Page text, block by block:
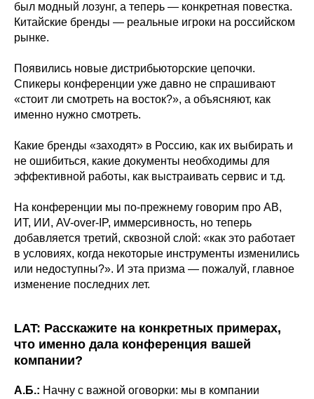
был модный лозунг, а теперь — конкретная повестка.
Китайские бренды — реальные игроки на российском
рынке.
Появились новые дистрибьюторские цепочки.
Спикеры конференции уже давно не спрашивают
«стоит ли смотреть на восток?», а объясняют, как
именно нужно смотреть.
Какие бренды «заходят» в Россию, как их выбирать и
не ошибиться, какие документы необходимы для
эффективной работы, как выстраивать сервис и т.д.
На конференции мы по-прежнему говорим про АВ,
ИТ, ИИ, AV-over-IP, иммерсивность, но теперь
добавляется третий, сквозной слой: «как это работает
в условиях, когда некоторые инструменты изменились
или недоступны?». И эта призма — пожалуй, главное
изменение последних лет.
LAT: Расскажите на конкретных примерах,
что именно дала конференция вашей
компании?
А.Б.: Начну с важной оговорки: мы в компании